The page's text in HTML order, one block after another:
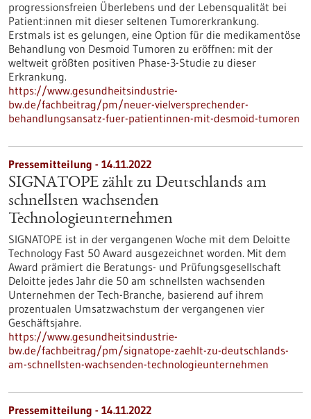
progressionsfreien Überlebens und der Lebensqualität bei
Patient:innen mit dieser seltenen Tumorerkrankung.
Erstmals ist es gelungen, eine Option für die medikamentöse
Behandlung von Desmoid Tumoren zu eröffnen: mit der
weltweit größten positiven Phase-3-Studie zu dieser
Erkrankung.
https://www.gesundheitsindustrie-
bw.de/fachbeitrag/pm/neuer-vielversprechender-
behandlungsansatz-fuer-patientinnen-mit-desmoid-tumoren
Pressemitteilung - 14.11.2022
SIGNATOPE zählt zu Deutschlands am
schnellsten wachsenden
Technologieunternehmen
SIGNATOPE ist in der vergangenen Woche mit dem Deloitte
Technology Fast 50 Award ausgezeichnet worden. Mit dem
Award prämiert die Beratungs- und Prüfungsgesellschaft
Deloitte jedes Jahr die 50 am schnellsten wachsenden
Unternehmen der Tech-Branche, basierend auf ihrem
prozentualen Umsatzwachstum der vergangenen vier
Geschäftsjahre.
https://www.gesundheitsindustrie-
bw.de/fachbeitrag/pm/signatope-zaehlt-zu-deutschlands-
am-schnellsten-wachsenden-technologieunternehmen
Pressemitteilung - 14.11.2022